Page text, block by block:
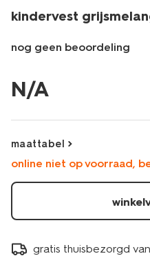
kindervest
nog geen beoordeling
grijsmelange-
30712503GREYMELANGE.html
N/A
maattabel
online niet op voorraad,
gratis thuisbezorgd